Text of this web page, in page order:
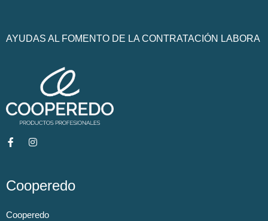
AYUDAS AL FOMENTO DE LA CONTRATACIÓN LABORA
Cooperedo
Cooperedo